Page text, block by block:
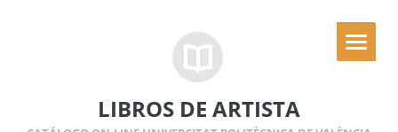
LIBROS DE ARTISTA